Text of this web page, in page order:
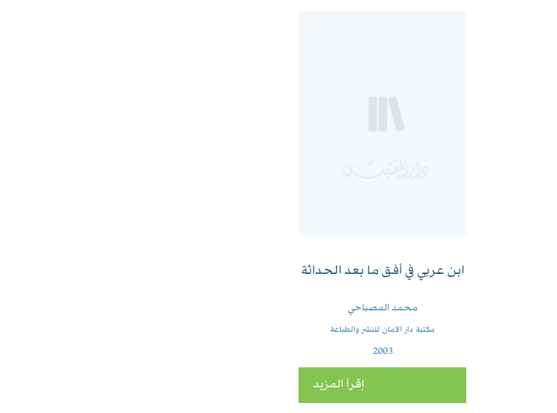
ابن عربي في أفق ما بعد الحداثة
محمد المصباحي
مكتبة دار الامان للنشر والطباعة
2003
إقرأ المزيد